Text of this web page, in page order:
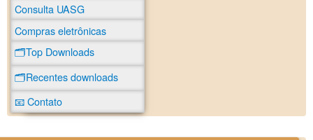
Consulta UASG
Compras eletrônicas
🗂️Top Downloads
🗂️Recentes downloads
📧 Contato